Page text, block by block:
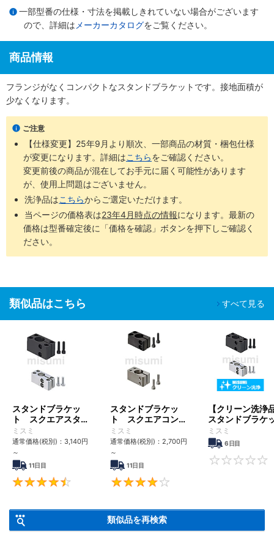
一部型番の仕様・寸法を掲載しきれていない場合がございます
ので、詳細は メーカーカタログをご覧ください。
商品情報
フランジがなくコンパクトなスタンドブラケットです。接地面積が
少なくなります。
ご注意
【仕様変更】25年9月より順次、一部商品の材質・梱包仕様
が変更になります。詳細はこちらをご確認ください。
変更前後の商品が混在してお手元に届く可能性があります
が、使用上問題はございません。
洗浄品はこちらからご選定いただけます。
当ページの価格表は23年4月時点の情報になります。最新の
価格は型番確定後に「価格を確認」ボタンを押下しご確認く
ださい。
類似品はこちら すべて見る
スタンドブラケッ
ト スクエアスタン
ダードタイプ
ミスミ
通常価格(税別)： 3,140円
～
11日目
4.7
スタンドブラケッ
ト スクエアコンパ
クトタイプ
ミスミ
通常価格(税別)： 2,700円
～
11日目
【クリーン洗浄
スタンドブラケ
ト スクエアス
ダードタイプ
ミスミ
6日目
類似品を再検索